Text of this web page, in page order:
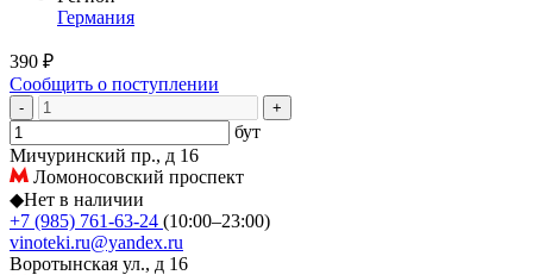
Германия
390 ₽
Сообщить о поступлении
- +
бут
Мичуринский пр., д 16
Ломоносовский проспект
◆Нет в наличии
+7 (985) 761-63-24 (10:00–23:00)
vinoteki.ru@yandex.ru
Воротынская ул., д 16